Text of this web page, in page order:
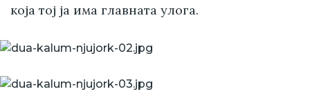
која тој ја има главната улога.